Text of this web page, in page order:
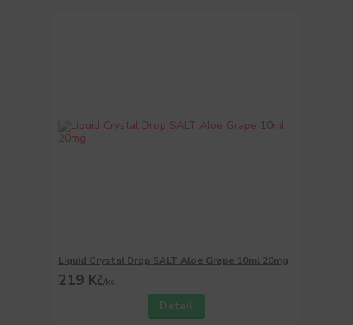
Liquid Crystal Drop SALT Aloe Grape 10ml 20mg
219 Kč/ks
Detail